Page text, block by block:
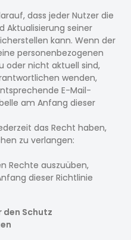
dass jeder Nutzer die
Aktualisierung seiner
kann. Wenn der
personenbezogenen
oder nicht aktuell sind,
wenden,
E-Mail-
am Anfang dieser
das Recht haben,
zu verlangen:
Rechte auszuüben,
dieser Richtlinie
den Schutz